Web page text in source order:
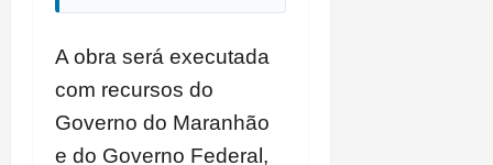
A obra será executada
com recursos do
Governo do Maranhão
e do Governo Federal,